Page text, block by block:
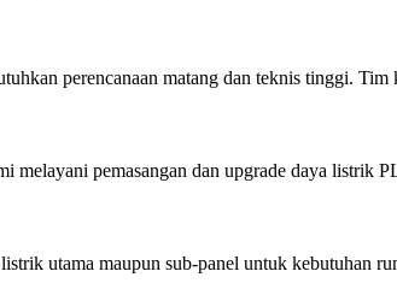
perencanaan matang dan teknis tinggi.
melayani pemasangan dan upgrade daya listrik
utama maupun sub-panel untuk kebutuhan